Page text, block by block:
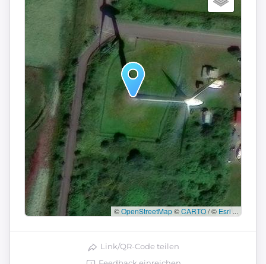
©OpenStreetMap©CARTO/ © Esri ...
Link/QR-Code teilen